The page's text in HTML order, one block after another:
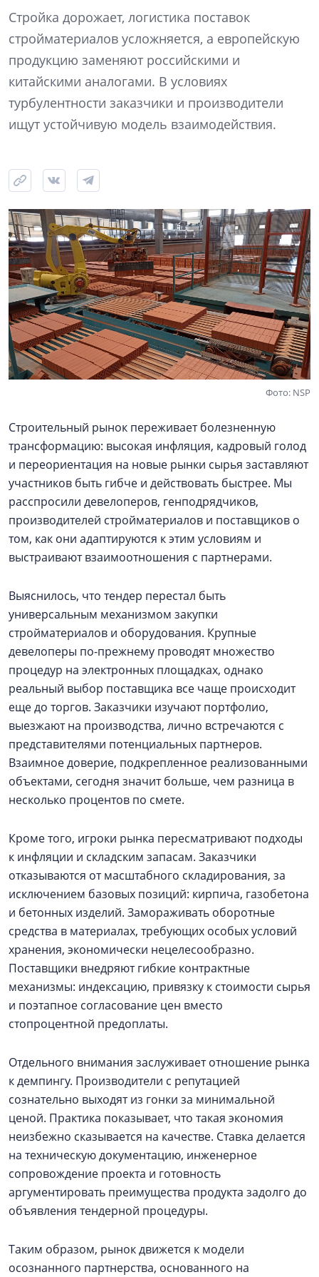
Стройка дорожает, логистика поставок
стройматериалов усложняется, а европейскую
продукцию заменяют российскими и
китайскими аналогами. В условиях
турбулентности заказчики и производители
ищут устойчивую модель взаимодействия.
Фото: NSP
Строительный рынок переживает болезненную
трансформацию: высокая инфляция, кадровый голод
и переориентация на новые рынки сырья заставляют
участников быть гибче и действовать быстрее. Мы
расспросили девелоперов, генподрядчиков,
производителей стройматериалов и поставщиков о
том, как они адаптируются к этим условиям и
выстраивают взаимоотношения с партнерами.
Выяснилось, что тендер перестал быть
универсальным механизмом закупки
стройматериалов и оборудования. Крупные
девелоперы по-прежнему проводят множество
процедур на электронных площадках, однако
реальный выбор поставщика все чаще происходит
еще до торгов. Заказчики изучают портфолио,
выезжают на производства, лично встречаются с
представителями потенциальных партнеров.
Взаимное доверие, подкрепленное реализованными
объектами, сегодня значит больше, чем разница в
несколько процентов по смете.
Кроме того, игроки рынка пересматривают подходы
к инфляции и складским запасам. Заказчики
отказываются от масштабного складирования, за
исключением базовых позиций: кирпича, газобетона
и бетонных изделий. Замораживать оборотные
средства в материалах, требующих особых условий
хранения, экономически нецелесообразно.
Поставщики внедряют гибкие контрактные
механизмы: индексацию, привязку к стоимости сырья
и поэтапное согласование цен вместо
стопроцентной предоплаты.
Отдельного внимания заслуживает отношение рынка
к демпингу. Производители с репутацией
сознательно выходят из гонки за минимальной
ценой. Практика показывает, что такая экономия
неизбежно сказывается на качестве. Ставка делается
на техническую документацию, инженерное
сопровождение проекта и готовность
аргументировать преимущества продукта задолго до
объявления тендерной процедуры.
Таким образом, рынок движется к модели
осознанного партнерства, основанного на